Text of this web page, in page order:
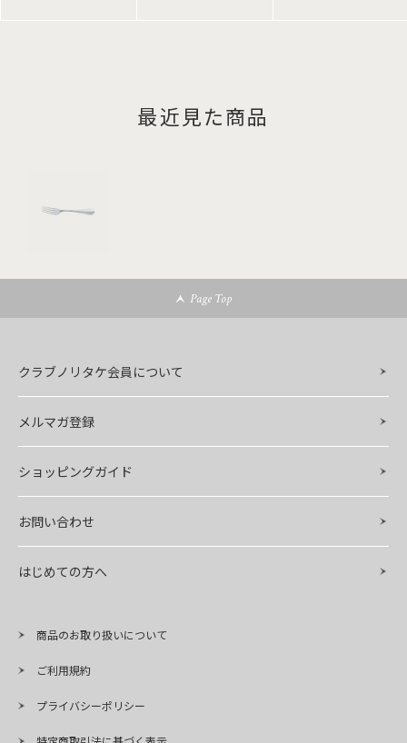
最近見た商品
Page Top
クラブノリタケ会員について
メルマガ登録
ショッピングガイド
お問い合わせ
はじめての方へ
商品のお取り扱いについて
ご利用規約
プライバシーポリシー